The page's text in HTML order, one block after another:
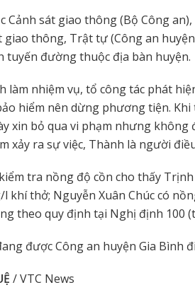
Cảnh sát giao thông (Bộ Công
giao thông, Trật tự (Công an
tuyến đường thuộc địa bàn huyện.
làm nhiệm vụ, tổ công tác phát
hiểm nên dừng phương tiện.
xin bỏ qua vi phạm nhưng không
xảy ra sự việc, Thành là người
tra nồng độ cồn cho thấy
l khí thở; Nguyễn Xuân Chúc có
theo quy định tại Nghị định 100
được Công an huyện Gia Bình
/ VTC News